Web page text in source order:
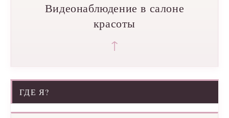
Видеонаблюдение в салоне
красоты
↑
ГДЕ Я?